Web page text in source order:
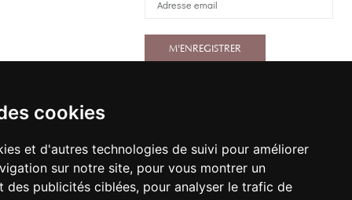
cookies
et d'autres technologies de suivi pour améliorer
sur notre site, pour vous montrer un
des publicités ciblées, pour analyser le trafic de
M'ENREGISTRER